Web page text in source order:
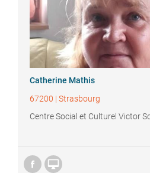
Catherine Mathis
67200 | Strasbourg
Centre Social et Culturel Victor
